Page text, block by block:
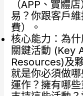
（APP、實體
易？你跟客戶
費）。
核心能力：為
關鍵活動 (Key
Resources)及
就是你必須做
運作？擁有哪